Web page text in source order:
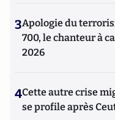
3Apologie du
700, le chanteur à
2026
4Cette autre crise
se profile après